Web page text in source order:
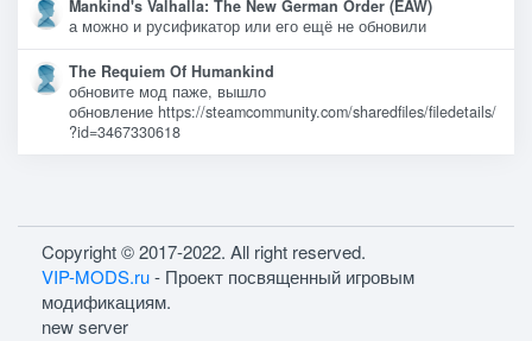
Mankind's Valhalla: The New German Order (EAW)
а можно и русификатор или его ещё не обновили
The Requiem Of Humankind
обновите мод паже, вышло
обновление https://steamcommunity.com/sharedfiles/filedetails/
?id=3467330618
Copyright © 2017-2022. All right reserved.
VIP-MODS.ru- Проект посвященный игровым
модификациям.
new server